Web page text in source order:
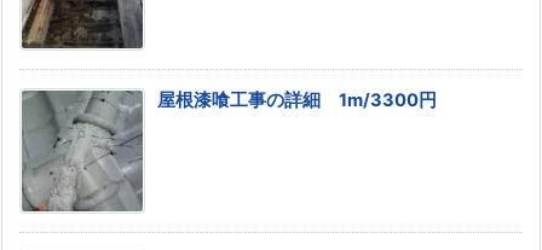
屋根漆喰工事の詳細 1m/3300円